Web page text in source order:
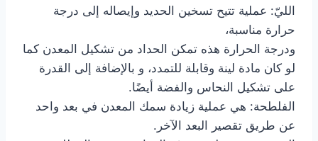
الليّ: عملية تتيح تسخين الحديد وإيصاله إلى درجة
حرارة مناسبة،
ودرجة الحرارة هذه تمكن الحداد من تشكيل المعدن كما
لو كان مادة لينة وقابلة للتمدد، و بالإضافة إلى القدرة
على تشكيل النحاس والفضة أيضًا.
الفلطحة: هي عملية زيادة سمك المعدن في بعد واحد
عن طريق تقصير البعد الآخر.